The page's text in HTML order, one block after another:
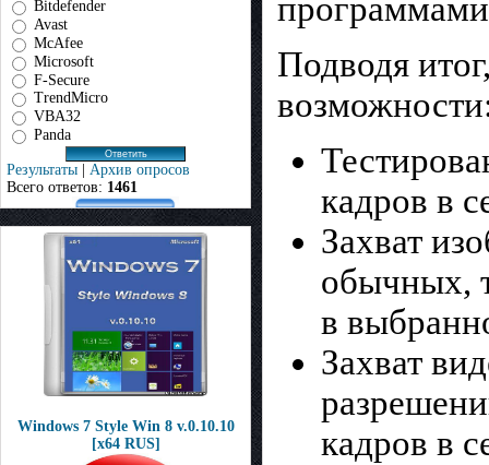
Bitdefender
Avast
McAfee
Microsoft
F-Secure
TrendMicro
VBA32
Panda
Результаты | Архив опросов
Всего ответов: 1461
Windows 7 Style Win 8 v.0.10.10
[x64 RUS]
Подводя
кадров в
Захват
обычных,
в
Захват
кадров в